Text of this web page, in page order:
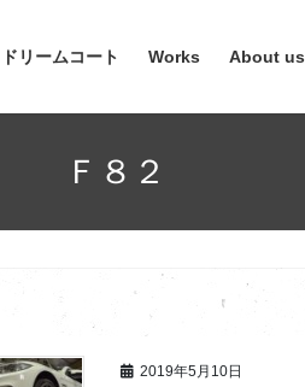
ドリームコート Works About us
Ｆ８２
2019年5月10日